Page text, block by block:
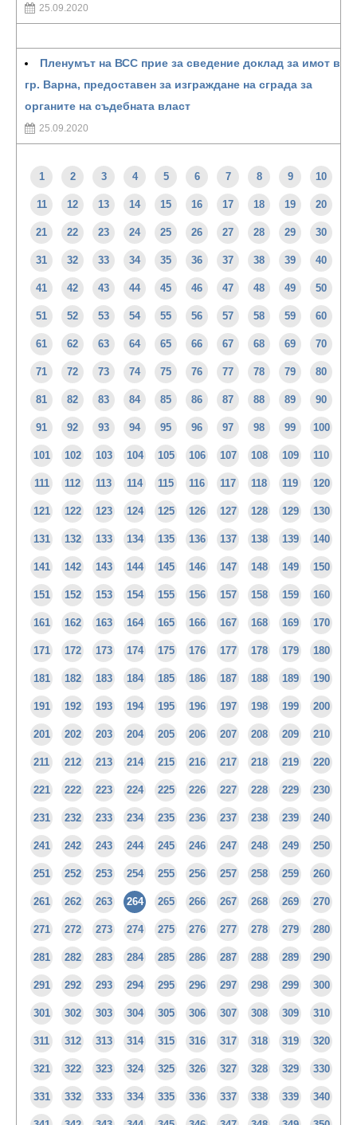
25.09.2020
Пленумът на ВСС прие за сведение доклад за имот в
гр. Варна, предоставен за изграждане на сграда за
органите на съдебната власт
25.09.2020
1 2 3 4 5 6 7 8 9 10
11 12 13 14 15 16 17 18 19 20
21 22 23 24 25 26 27 28 29 30
31 32 33 34 35 36 37 38 39 40
41 42 43 44 45 46 47 48 49 50
51 52 53 54 55 56 57 58 59 60
61 62 63 64 65 66 67 68 69 70
71 72 73 74 75 76 77 78 79 80
81 82 83 84 85 86 87 88 89 90
91 92 93 94 95 96 97 98 99 100
101 102 103 104 105 106 107 108 109 110
111 112 113 114 115 116 117 118 119 120
121 122 123 124 125 126 127 128 129 130
131 132 133 134 135 136 137 138 139 140
141 142 143 144 145 146 147 148 149 150
151 152 153 154 155 156 157 158 159 160
161 162 163 164 165 166 167 168 169 170
171 172 173 174 175 176 177 178 179 180
181 182 183 184 185 186 187 188 189 190
191 192 193 194 195 196 197 198 199 200
201 202 203 204 205 206 207 208 209 210
211 212 213 214 215 216 217 218 219 220
221 222 223 224 225 226 227 228 229 230
231 232 233 234 235 236 237 238 239 240
241 242 243 244 245 246 247 248 249 250
251 252 253 254 255 256 257 258 259 260
261 262 263 264 265 266 267 268 269 270
271 272 273 274 275 276 277 278 279 280
281 282 283 284 285 286 287 288 289 290
291 292 293 294 295 296 297 298 299 300
301 302 303 304 305 306 307 308 309 310
311 312 313 314 315 316 317 318 319 320
321 322 323 324 325 326 327 328 329 330
331 332 333 334 335 336 337 338 339 340